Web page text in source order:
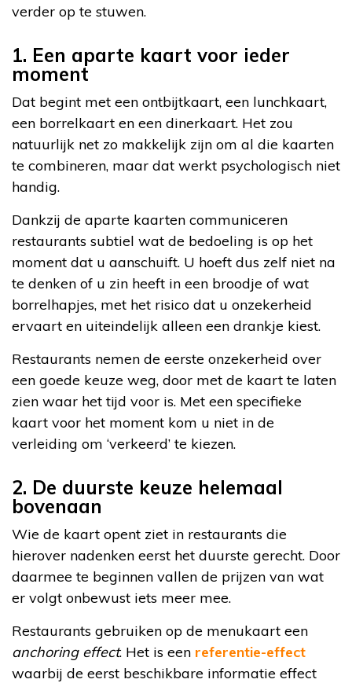
verder op te stuwen.
1. Een aparte kaart voor ieder
moment
Dat begint met een ontbijtkaart, een lunchkaart,
een borrelkaart en een dinerkaart. Het zou
natuurlijk net zo makkelijk zijn om al die kaarten
te combineren, maar dat werkt psychologisch niet
handig.
Dankzij de aparte kaarten communiceren
restaurants subtiel wat de bedoeling is op het
moment dat u aanschuift. U hoeft dus zelf niet na
te denken of u zin heeft in een broodje of wat
borrelhapjes, met het risico dat u onzekerheid
ervaart en uiteindelijk alleen een drankje kiest.
Restaurants nemen de eerste onzekerheid over
een goede keuze weg, door met de kaart te laten
zien waar het tijd voor is. Met een specifieke
kaart voor het moment kom u niet in de
verleiding om ‘verkeerd’ te kiezen.
2. De duurste keuze helemaal
bovenaan
Wie de kaart opent ziet in restaurants die
hierover nadenken eerst het duurste gerecht. Door
daarmee te beginnen vallen de prijzen van wat
er volgt onbewust iets meer mee.
Restaurants gebruiken op de menukaart een
anchoring effect. Het is een referentie-effect
waarbij de eerst beschikbare informatie effect